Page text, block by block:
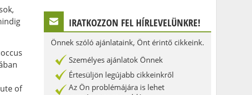
of
IRATKOZZON FEL HÍRLEVELÜNKRE!
Önnek szóló ajánlataink, Önt érintő cikkeink.
Személyes ajánlatok Önnek
Értesüljön legújabb cikkeinkről
Az Ön problémájára is lehet